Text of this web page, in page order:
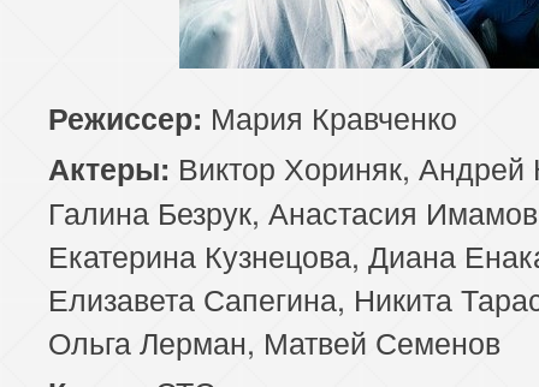
Режиссер: Мария Кравченко
Актеры: Виктор Хориняк,
Галина Безрук, Анастасия
Екатерина Кузнецова, Диана
Елизавета Сапегина, Никита
Ольга Лерман, Матвей Семенов